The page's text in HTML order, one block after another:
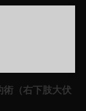
術（右下肢大伏